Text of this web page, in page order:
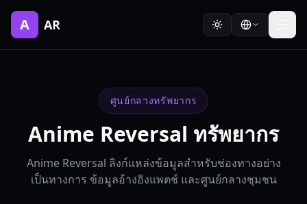
A AR
ศูนย์กลางทรัพยากร
Anime Reversal ทรัพยากร
Anime Reversal ลิงก์แหล่งข้อมูลสำหรับช่องทางอย่าง
เป็นทางการ ข้อมูลอ้างอิงแพตช์ และศูนย์กลางชุมชน